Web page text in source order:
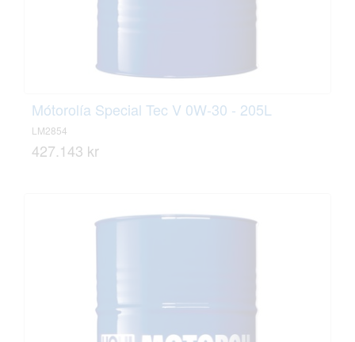
Mótorolía Special Tec V 0W-30 - 205L
LM2854
427.143 kr